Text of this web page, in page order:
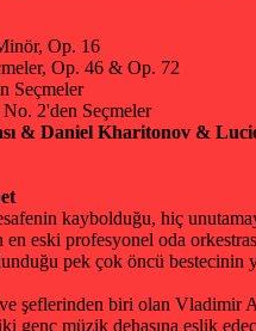
Op. 16
Op. 46 & Op. 72
Seçmeler
2'den Seçmeler
& Daniel Kharitonov &
kaybolduğu, hiç
eski profesyonel oda
pek çok öncü bestecinin
şeflerinden biri olan Vladimir
genç müzik dehasına eşlik